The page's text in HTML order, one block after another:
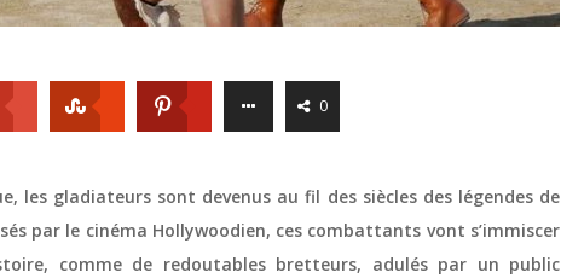
0
les gladiateurs sont devenus au fil des siècles des légendes de
par le cinéma Hollywoodien, ces combattants vont s’immiscer
comme de redoutables bretteurs, adulés par un public